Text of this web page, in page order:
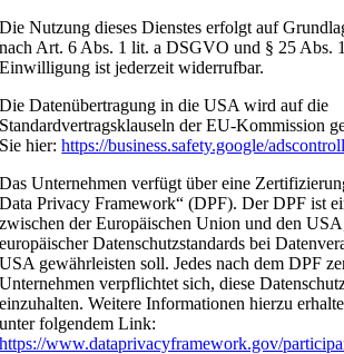
Die Nutzung dieses Dienstes erfolgt auf
nach Art. 6 Abs. 1 lit. a DSGVO und § 25 Abs.
Einwilligung ist jederzeit widerrufbar.
Die Datenübertragung in die USA wird auf die
Standardvertragsklauseln der EU-Kommission
Sie hier:https://business.safety.google/
Das Unternehmen verfügt über eine
Data Privacy Framework“ (DPF). Der DPF ist
zwischen der Europäischen Union und den
europäischer Datenschutzstandards bei
USA gewährleisten soll. Jedes nach dem DPF
Unternehmen verpflichtet sich, diese
einzuhalten. Weitere Informationen hierzu
unter folgendem Link:
https://www.dataprivacyframework.gov/